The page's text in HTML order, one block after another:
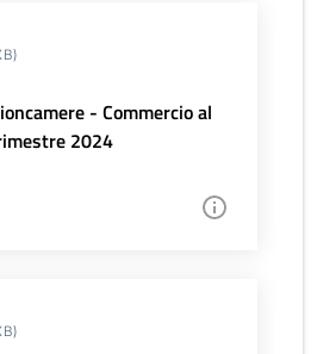
- Commercio al
2024